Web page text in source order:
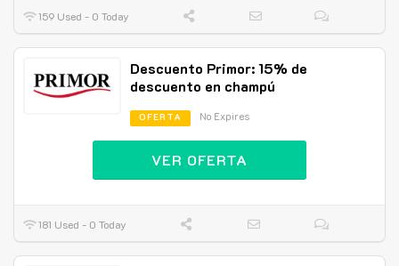
159 Used - 0 Today
Descuento Primor: 15% de
descuento en champú
OFERTA No Expires
VER OFERTA
181 Used - 0 Today